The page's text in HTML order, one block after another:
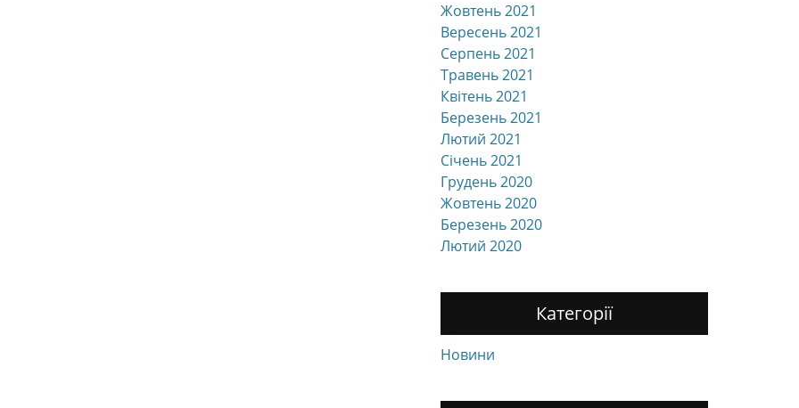
Жовтень 2021
Вересень 2021
Серпень 2021
Травень 2021
Квітень 2021
Березень 2021
Лютий 2021
Січень 2021
Грудень 2020
Жовтень 2020
Березень 2020
Лютий 2020
Категорії
Новини